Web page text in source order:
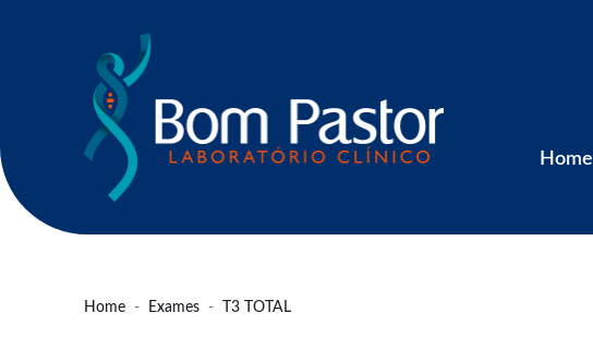
Home
Home Exames T3 TOTAL